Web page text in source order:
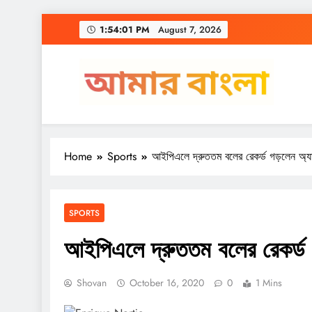
1:54:02 PM August 7, 2026
Amar Bangla
Home Sports আইপিএলে দ্রুততম বলের রেকর্ড গড়লেন
SPORTS
আইপিএলে দ্রুততম বলের রেকর্ড
Shovan October 16, 2020 0 1 Mins